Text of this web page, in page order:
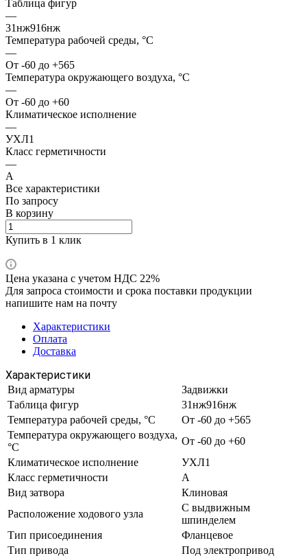
Таблица фигур
—
31нж916нж
Температура рабочей среды, °С
—
От -60 до +565
Температура окружающего воздуха, °С
—
От -60 до +60
Климатическое исполнение
—
УХЛ1
Класс герметичности
—
А
Все характеристики
По запросу
В корзину
Купить в 1 клик
Цена указана с учетом НДС 22%
Для запроса стоимости и срока поставки продукции
напишите нам на почту
Характеристики
Оплата
Доставка
Характеристики
Вид арматуры
Задвижки
Таблица фигур
31нж916нж
Температура рабочей среды, °С
От -60 до +565
Температура окружающего воздуха,
°С
От -60 до +60
Климатическое исполнение
УХЛ1
Класс герметичности
А
Вид затвора
Клиновая
Расположение ходового узла
С выдвижным
шпинделем
Тип присоединения
Фланцевое
Тип привода
Под электропривод